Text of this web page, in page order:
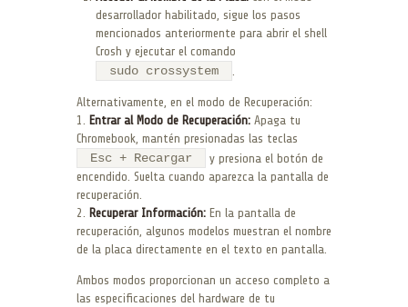
desarrollador habilitado, sigue los pasos
mencionados anteriormente para abrir el shell
Crosh y ejecutar el comando
sudo crossystem
Alternativamente, en el modo de Recuperación:
1. Entrar al Modo de Recuperación: Apaga tu
Chromebook, mantén presionadas las teclas
Esc + Recargar
y presiona el botón de
encendido. Suelta cuando aparezca la pantalla de
recuperación.
2. Recuperar Información: En la pantalla de
recuperación, algunos modelos muestran el nombre
de la placa directamente en el texto en pantalla.
Ambos modos proporcionan un acceso completo a
las especificaciones del hardware de tu